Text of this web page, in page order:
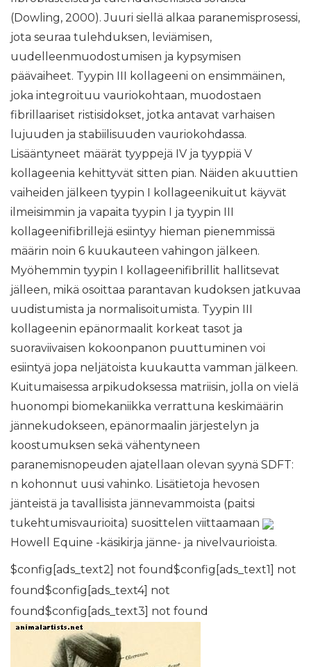
(Dowling, 2000). Juuri siellä alkaa paranemisprosessi,
jota seuraa tulehduksen, leviämisen,
uudelleenmuodostumisen ja kypsymisen
päävaiheet. Tyypin III kollageeni on ensimmäinen,
joka integroituu vauriokohtaan, muodostaen
fibrillaariset ristisidokset, jotka antavat varhaisen
lujuuden ja stabiilisuuden vauriokohdassa.
Lisääntyneet määrät tyyppejä IV ja tyyppiä V
kollageenia kehittyvät sitten pian. Näiden akuuttien
vaiheiden jälkeen tyypin I kollageenikuitut käyvät
ilmeisimmin ja vapaita tyypin I ja tyypin III
kollageenifibrillejä esiintyy hieman pienemmissä
määrin noin 6 kuukauteen vahingon jälkeen.
Myöhemmin tyypin I kollageenifibrillit hallitsevat
jälleen, mikä osoittaa parantavan kudoksen jatkuvaa
uudistumista ja normalisoitumista. Tyypin III
kollageenin epänormaalit korkeat tasot ja
suoraviivaisen kokoonpanon puuttuminen voi
esiintyä jopa neljätoista kuukautta vamman jälkeen.
Kuitumaisessa arpikudoksessa matriisin, jolla on vielä
huonompi biomekaniikka verrattuna keskimäärin
jännekudokseen, epänormaalin järjestelyn ja
koostumuksen sekä vähentyneen
paranemisnopeuden ajatellaan olevan syynä SDFT:
n kohonnut uusi vahinko. Lisätietoja hevosen
jänteistä ja tavallisista jännevammoista (paitsi
tukehtumisvaurioita) suosittelen viittaamaan
Howell Equine -käsikirja jänne- ja nivelvaurioista.
$config[ads_text2] not found$config[ads_text1] not
found$config[ads_text4] not
found$config[ads_text3] not found